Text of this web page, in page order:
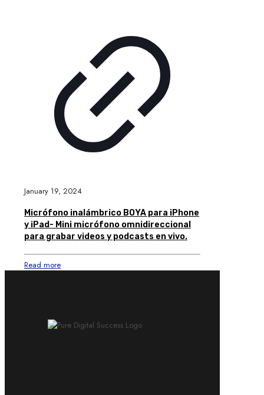
January 19, 2024
Micrófono inalámbrico BOYA para iPhone
y iPad- Mini micrófono omnidireccional
para grabar videos y podcasts en vivo.
Read more